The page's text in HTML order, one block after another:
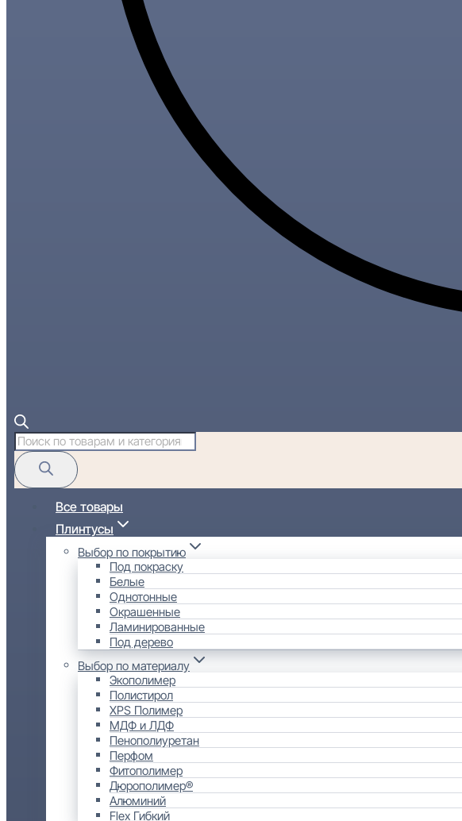
Поиск
товаров
Все товары
Плинтусы
Выбор по покрытию
Под покраску
Белые
Однотонные
Окрашенные
Ламинированные
Под дерево
Выбор по материалу
Экополимер
Полистирол
XPS Полимер
МДФ и ЛДФ
Пенополиуретан
Перфом
Фитополимер
Дюрополимер®
Алюминий
Flex Гибкий